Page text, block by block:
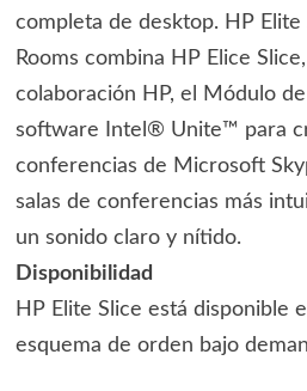
completa de desktop. HP
Rooms combina HP Elice
colaboración HP, el Módulo
software Intel® Unite™ para
conferencias de Microsoft
salas de conferencias más
un sonido claro y nítido.
Disponibilidad
HP Elite Slice está disponible
esquema de orden bajo